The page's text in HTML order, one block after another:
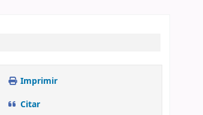
Imprimir
Citar